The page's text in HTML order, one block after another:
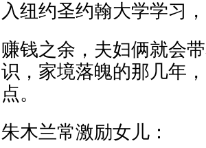
入纽约圣约翰大学学习
赚钱之余，夫妇俩就会
识，家境落魄的那几年
点。
朱木兰常激励女儿：